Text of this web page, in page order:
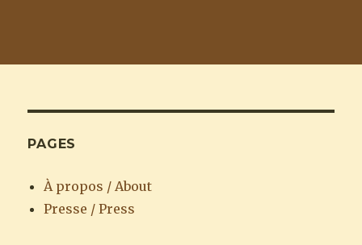
PAGES
À propos / About
Presse / Press